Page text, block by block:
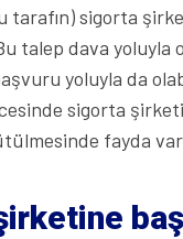
tarafın) sigorta
talep dava yoluyla
yoluyla da
sigorta
fayda